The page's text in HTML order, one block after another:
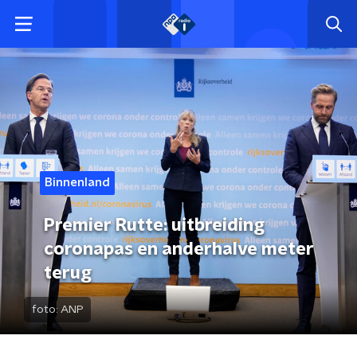
Binnenland
Premier Rutte: uitbreiding
coronapas en anderhalve meter
terug
foto: ANP